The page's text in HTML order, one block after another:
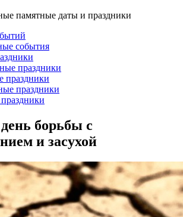
памятные даты и праздники
события
праздники
праздники
праздники
борьбы с
и засухой